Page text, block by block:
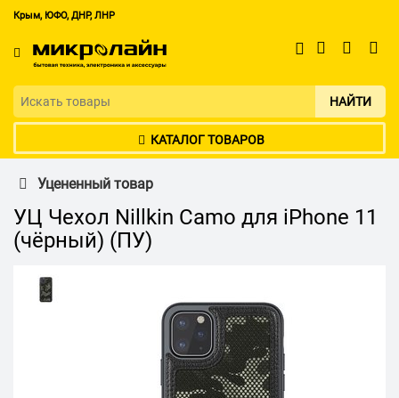
Крым, ЮФО, ДНР, ЛНР
НАЙТИ
КАТАЛОГ ТОВАРОВ
Уцененный товар
УЦ Чехол Nillkin Camo для iPhone 11
(чёрный) (ПУ)